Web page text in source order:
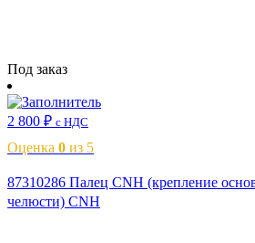
Под заказ
2 800 ₽ с НДС
Оценка 0 из 5
87310286 Палец CNH (крепление
челюсти) CNH